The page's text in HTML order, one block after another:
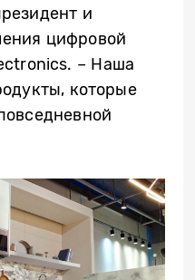
и
цифровой
– Наша
которые